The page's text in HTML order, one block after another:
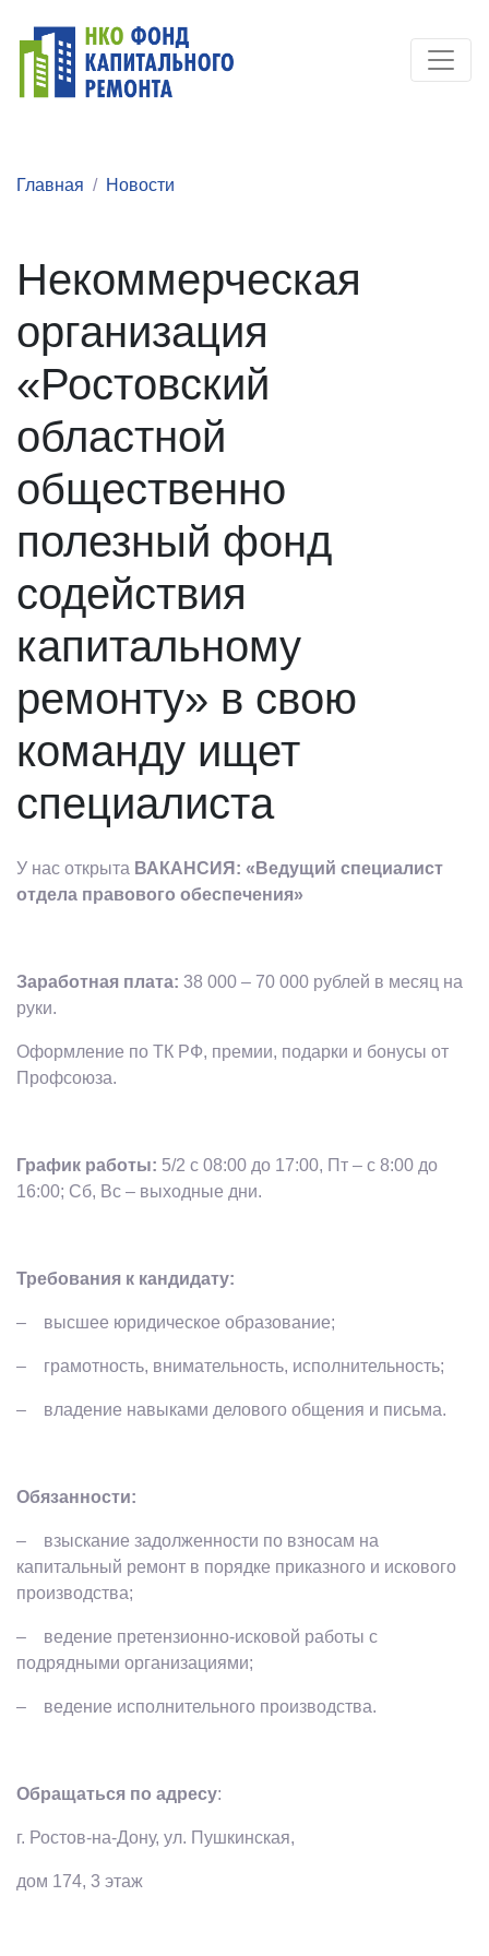
Главная Новости
Некоммерческая
организация
«Ростовский
областной
общественно
полезный фонд
содействия
капитальному
ремонту» в свою
команду ищет
специалиста
У нас открыта ВАКАНСИЯ: «Ведущий специалист
отдела правового обеспечения»
Заработная плата: 38 000 – 70 000 рублей в месяц на
руки.
Оформление по ТК РФ, премии, подарки и бонусы от
Профсоюза.
График работы: 5/2 с 08:00 до 17:00, Пт – с 8:00 до
16:00; Сб, Вс – выходные дни.
Требования к кандидату:
– высшее юридическое образование;
– грамотность, внимательность, исполнительность;
– владение навыками делового общения и письма.
Обязанности:
– взыскание задолженности по взносам на
капитальный ремонт в порядке приказного и искового
производства;
– ведение претензионно-исковой работы с
подрядными организациями;
– ведение исполнительного производства.
Обращаться по адресу:
г. Ростов-на-Дону, ул. Пушкинская,
дом 174, 3 этаж